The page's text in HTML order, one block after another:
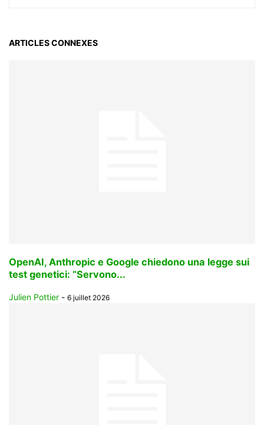
ARTICLES CONNEXES
OpenAI, Anthropic e Google chiedono una legge sui
test genetici: “Servono...
Julien Pottier - 6 juillet 2026